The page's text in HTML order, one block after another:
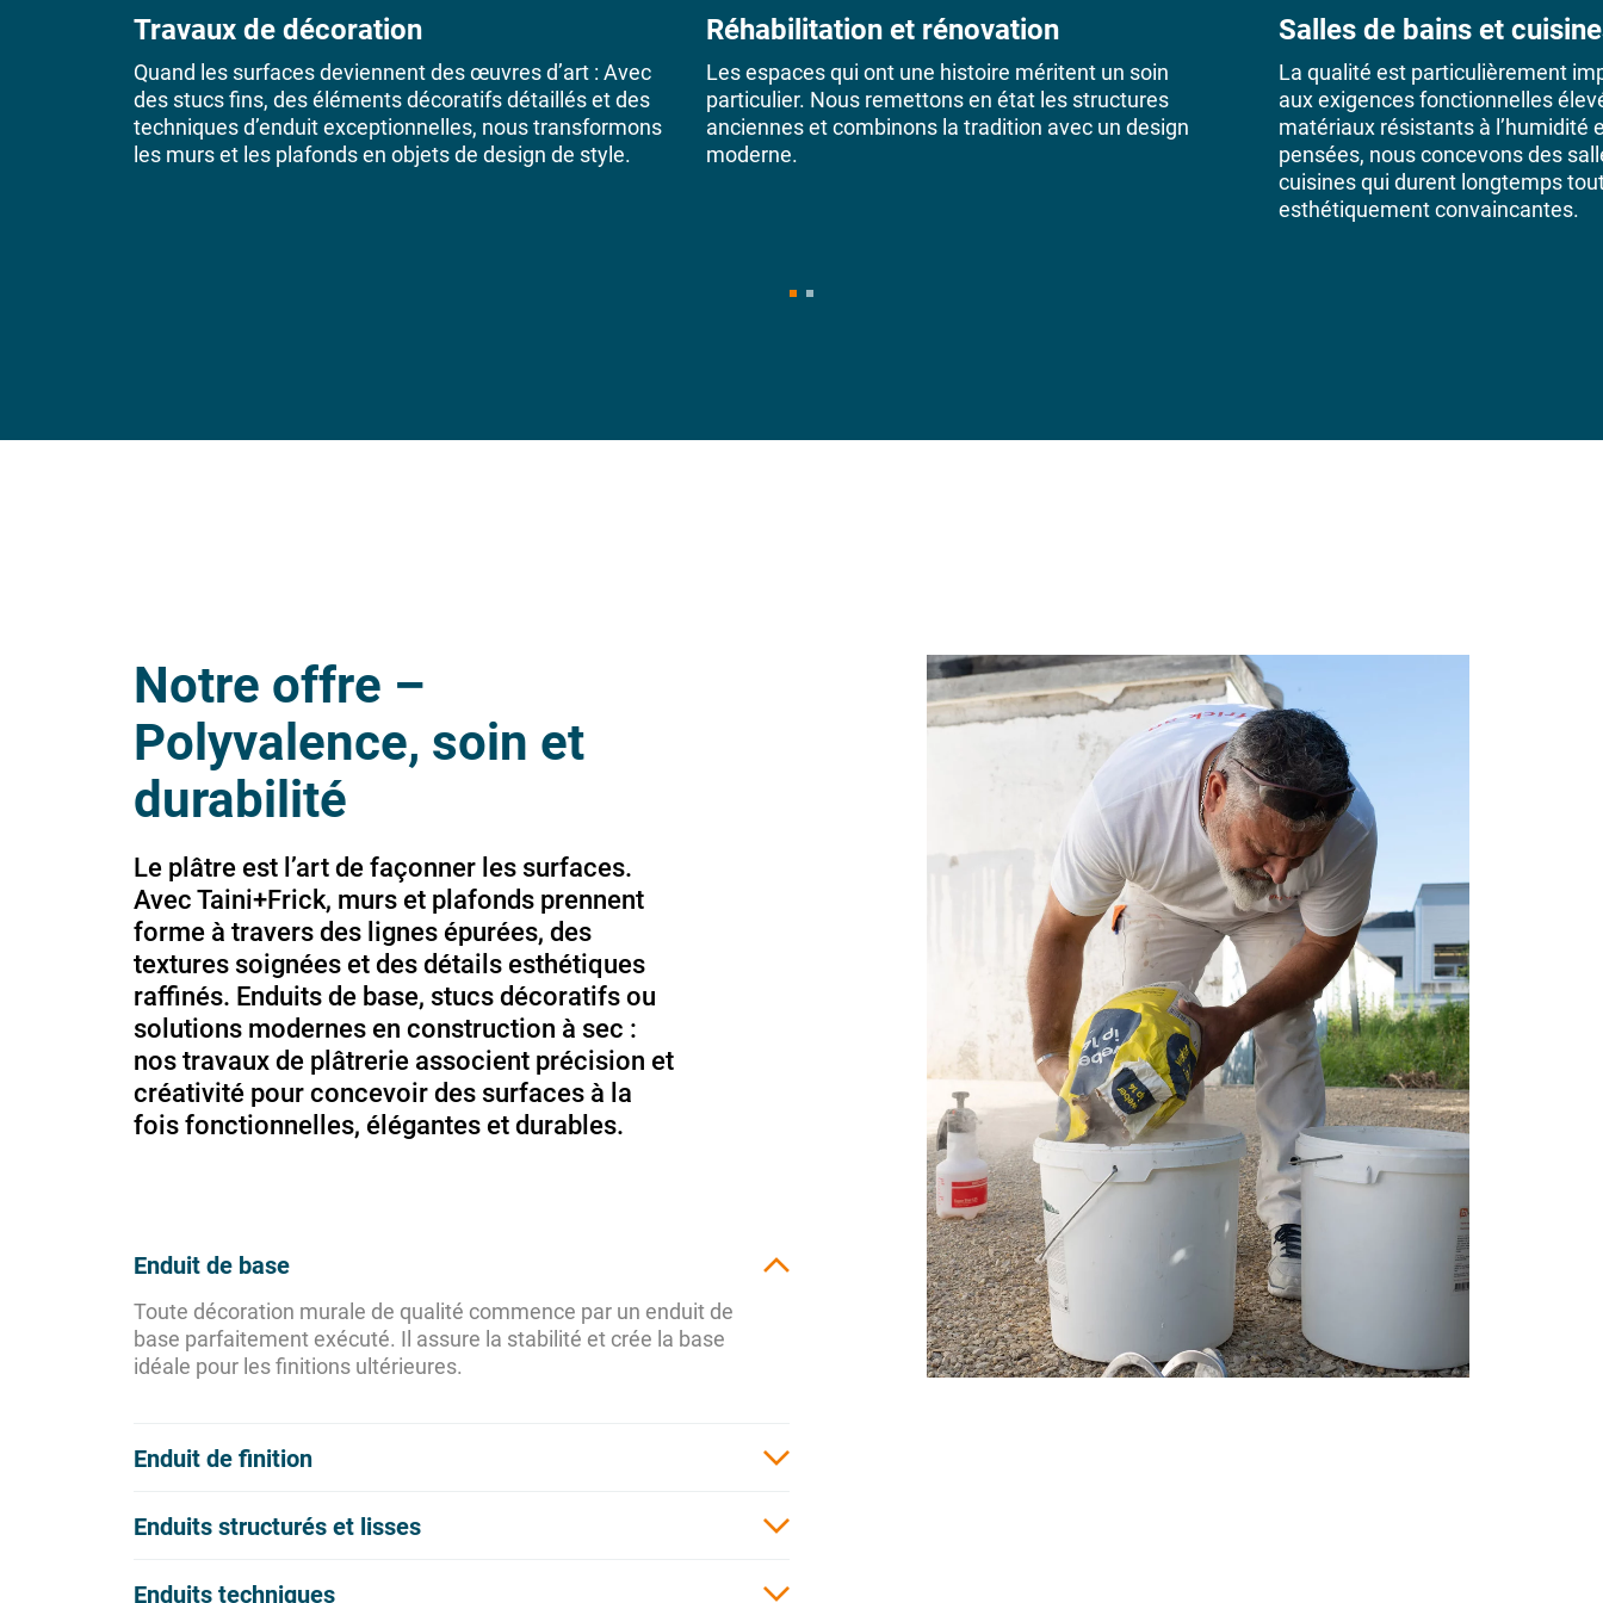
Travaux de décoration
Quand les surfaces deviennent des œuvres d’art : Avec
des stucs fins, des éléments décoratifs détaillés et des
techniques d’enduit exceptionnelles, nous transformons
les murs et les plafonds en objets de design de style.
Réhabilitation et rénovation
Les espaces qui ont une histoire méritent un soin
particulier. Nous remettons en état les structures
anciennes et combinons la tradition avec un design
moderne.
Salles de bains et
La qualité est particulièrement
aux exigences fonctionnelles
matériaux résistants à l’humidité
pensées, nous concevons des
cuisines qui durent longtemps
esthétiquement convaincantes.
Notre offre –
Polyvalence, soin et
durabilité
Le plâtre est l’art de façonner les surfaces.
Avec Taini+Frick, murs et plafonds prennent
forme à travers des lignes épurées, des
textures soignées et des détails esthétiques
raffinés. Enduits de base, stucs décoratifs ou
solutions modernes en construction à sec :
nos travaux de plâtrerie associent précision et
créativité pour concevoir des surfaces à la
fois fonctionnelles, élégantes et durables.
Enduit de base
Toute décoration murale de qualité commence par un enduit de
base parfaitement exécuté. Il assure la stabilité et crée la base
idéale pour les finitions ultérieures.
Enduit de finition
Enduits structurés et lisses
Enduits techniques